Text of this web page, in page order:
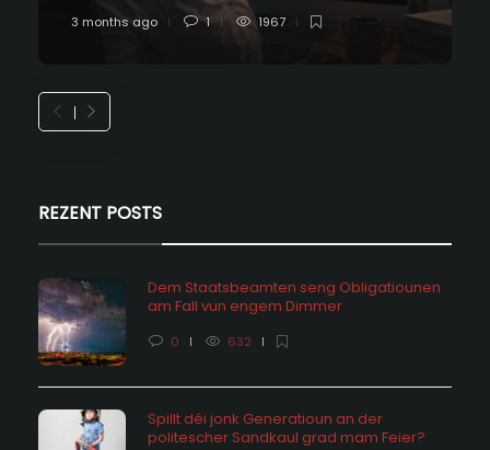
3 months ago 1 1967
REZENT POSTS
Dem Staatsbeamten seng Obligatiounen
am Fall vun engem Dimmer
0 632
Spillt déi jonk Generatioun an der
politescher Sandkaul grad mam Feier?